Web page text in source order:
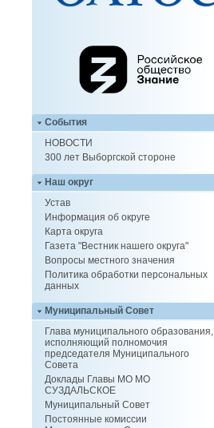
События
НОВОСТИ
300 лет Выборгской стороне
Наш округ
Устав
Информация об округе
Карта округа
Газета "Вестник нашего округа"
Вопросы местного значения
Политика обработки персональных
данных
Муниципальный Совет
Глава муниципального образования,
исполняющий полномочия
председателя Муниципального
Совета
Доклады Главы МО МО
СУЗДАЛЬСКОЕ
Муниципальный Совет
Постоянные комиссии